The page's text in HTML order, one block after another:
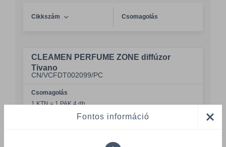
Cikkszám Csomagolás
CLEAMEN PERFUME ZONE diffúzor
Tivano
CN/VCFDT002099/PC
Csomagolás
1 KTN = 1 PAK 4 db
Fontos információ